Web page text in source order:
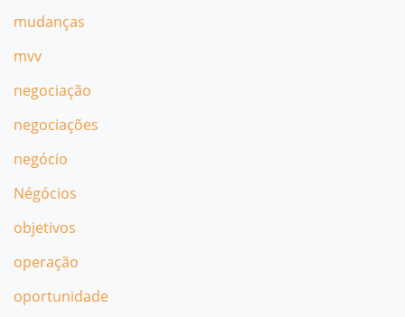
mudanças
mvv
negociação
negociações
negócio
Négócios
objetivos
operação
oportunidade